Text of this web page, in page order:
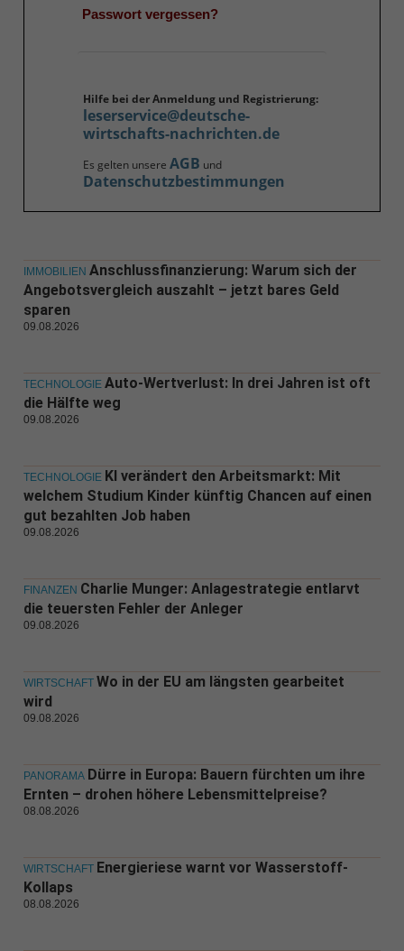
Passwort vergessen?
Hilfe bei der Anmeldung und Registrierung:
leserservice@deutsche-
wirtschafts-nachrichten.de
Es gelten unsere AGB und
Datenschutzbestimmungen
IMMOBILIEN Anschlussfinanzierung: Warum sich der
Angebotsvergleich auszahlt – jetzt bares Geld
sparen
09.08.2026
TECHNOLOGIE Auto-Wertverlust: In drei Jahren ist oft
die Hälfte weg
09.08.2026
TECHNOLOGIE KI verändert den Arbeitsmarkt: Mit
welchem Studium Kinder künftig Chancen auf einen
gut bezahlten Job haben
09.08.2026
FINANZEN Charlie Munger: Anlagestrategie entlarvt
die teuersten Fehler der Anleger
09.08.2026
WIRTSCHAFT Wo in der EU am längsten gearbeitet
wird
09.08.2026
PANORAMA Dürre in Europa: Bauern fürchten um ihre
Ernten – drohen höhere Lebensmittelpreise?
08.08.2026
WIRTSCHAFT Energieriese warnt vor Wasserstoff-
Kollaps
08.08.2026